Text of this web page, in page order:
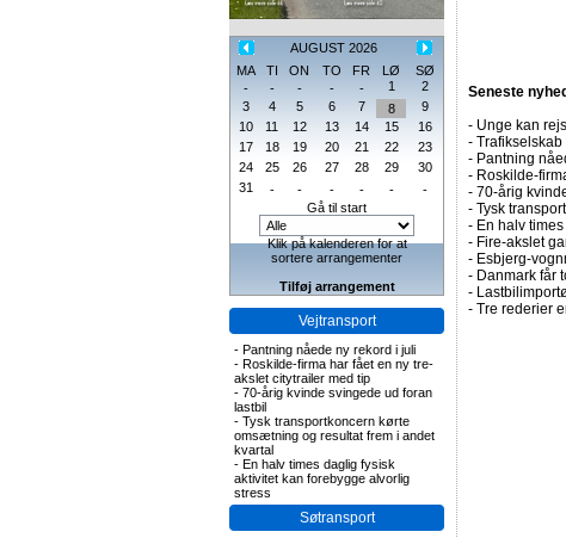
AUGUST 2026
MA
TI ON TO FR LØ
SØ
-
- - - - 1
2
3
4 5 6 7 8
9
10
11 12 13 14 15
16
17
18 19 20 21 22
23
24
25 26 27 28 29
30
31
- - - - -
-
Gå til start
Klik på kalenderen for at
sortere arrangementer
Tilføj arrangement
Vejtransport
- Pantning nåede ny rekord i juli
- Roskilde-firma har fået en ny tre-
akslet citytrailer med tip
- 70-årig kvinde svingede ud foran
lastbil
- Tysk transportkoncern kørte
omsætning og resultat frem i andet
kvartal
- En halv times daglig fysisk
aktivitet kan forebygge alvorlig
stress
Søtransport
Seneste
- Unge kan
-
- Pantning
- Roskilde-
- 70-årig
- Tysk
- En halv
- Fire-akslet
- Esbjerg-
- Danmark får
-
- Tre rederier